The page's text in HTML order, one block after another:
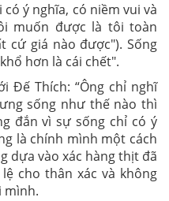
ý nghĩa, có niềm vui và
muốn được là tôi toàn
cứ giá nào được"). Sống
hơn là cái chết".
Đế Thích: “Ông chỉ nghĩ
sống như thế nào thì
đắn vì sự sống chỉ có ý
là chính mình một cách
dựa vào xác hàng thịt đã
cho thân xác và không
mình.